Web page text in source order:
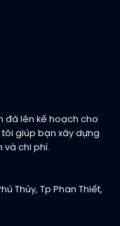
đã lên kế hoạch cho
tôi giúp bạn xây dựng
và chi phí.
Thủy, Tp Phan Thiết,